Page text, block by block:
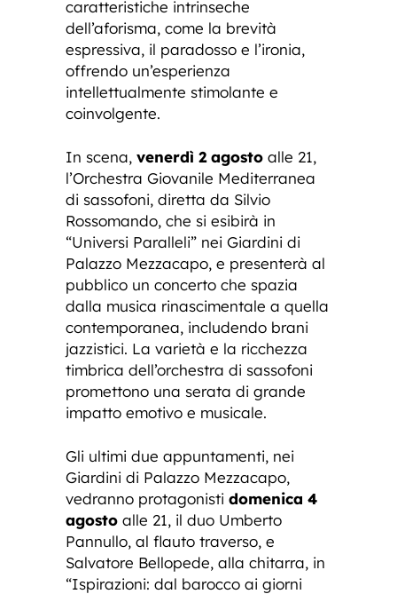
caratteristiche intrinseche
dell’aforisma, come la brevità
espressiva, il paradosso e l’ironia,
offrendo un’esperienza
intellettualmente stimolante e
coinvolgente.
In scena, venerdì 2 agosto alle 21,
l’Orchestra Giovanile Mediterranea
di sassofoni, diretta da Silvio
Rossomando, che si esibirà in
“Universi Paralleli” nei Giardini di
Palazzo Mezzacapo, e presenterà al
pubblico un concerto che spazia
dalla musica rinascimentale a quella
contemporanea, includendo brani
jazzistici. La varietà e la ricchezza
timbrica dell’orchestra di sassofoni
promettono una serata di grande
impatto emotivo e musicale.
Gli ultimi due appuntamenti, nei
Giardini di Palazzo Mezzacapo,
vedranno protagonisti domenica 4
agosto alle 21, il duo Umberto
Pannullo, al flauto traverso, e
Salvatore Bellopede, alla chitarra, in
“Ispirazioni: dal barocco ai giorni